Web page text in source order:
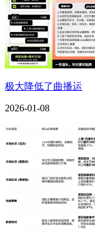
极大降低了曲播运
2026-01-08